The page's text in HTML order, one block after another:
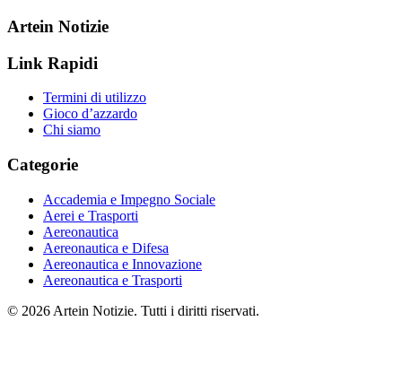
Artein Notizie
Link Rapidi
Termini di utilizzo
Gioco d’azzardo
Chi siamo
Categorie
Accademia e Impegno Sociale
Aerei e Trasporti
Aereonautica
Aereonautica e Difesa
Aereonautica e Innovazione
Aereonautica e Trasporti
© 2026 Artein Notizie. Tutti i diritti riservati.